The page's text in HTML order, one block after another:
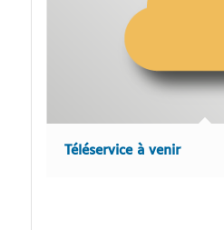
Téléservice à venir